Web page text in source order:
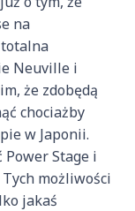
na
Neuville i
że zdobędą
chociażby
w Japonii.
Stage i
możliwości
jakaś